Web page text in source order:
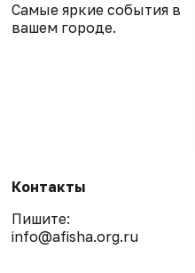
Самые яркие события в
вашем городе.
Контакты
Пишите:
info@afisha.org.ru